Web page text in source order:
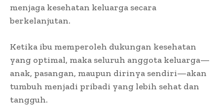
menjaga kesehatan keluarga secara
berkelanjutan.
Ketika ibu memperoleh dukungan kesehatan
yang optimal, maka seluruh anggota keluarga—
anak, pasangan, maupun dirinya sendiri—akan
tumbuh menjadi pribadi yang lebih sehat dan
tangguh.